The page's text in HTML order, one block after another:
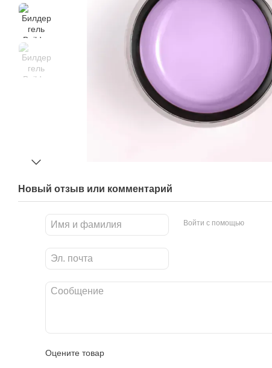
Новый отзыв или комментарий
Войти с помощью
Оцените товар